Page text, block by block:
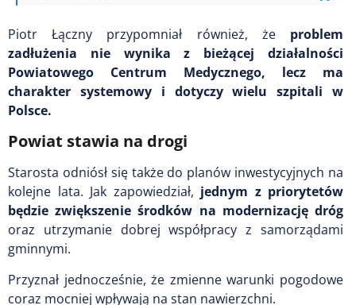
Piotr Łączny przypomniał również, że problem
zadłużenia nie wynika z bieżącej działalności
Powiatowego Centrum Medycznego, lecz ma
charakter systemowy i dotyczy wielu szpitali w
Polsce.
Powiat stawia na drogi
Starosta odniósł się także do planów inwestycyjnych na
kolejne lata. Jak zapowiedział, jednym z priorytetów
będzie zwiększenie środków na modernizację dróg
oraz utrzymanie dobrej współpracy z samorządami
gminnymi.
Przyznał jednocześnie, że zmienne warunki pogodowe
coraz mocniej wpływają na stan nawierzchni.